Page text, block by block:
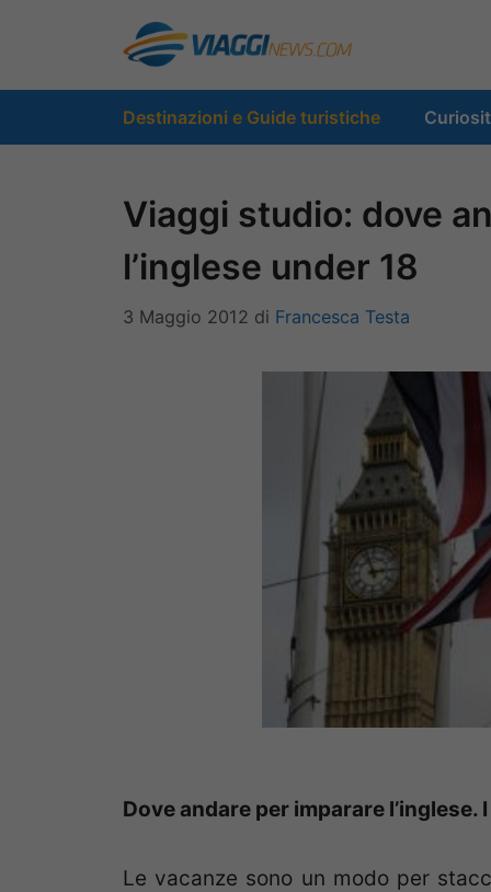
contenuto
Destinazioni e Guide turistiche
Viaggi studio: dove
l’inglese under 18
3 Maggio 2012 di Francesca Testa
Dove andare per imparare
Le vacanze sono un modo per